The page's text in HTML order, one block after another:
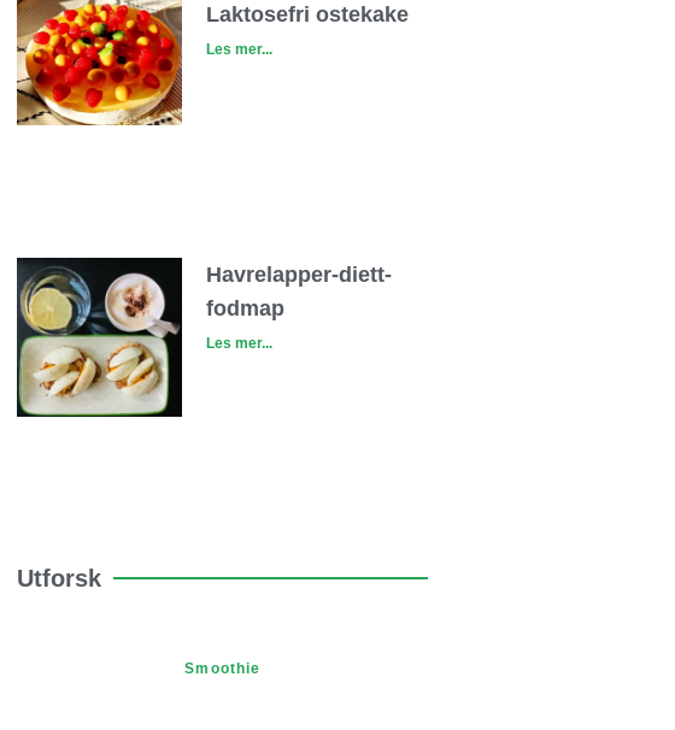
Laktosefri ostekake
Les mer...
Havrelapper-diett-
fodmap
Les mer...
Utforsk
Smoothie